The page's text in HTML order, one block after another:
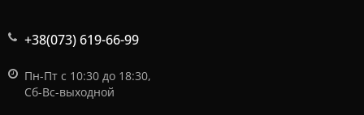
+38(073) 619-66-99
Пн-Пт с 10:30 до 18:30,
Сб-Вс-выходной